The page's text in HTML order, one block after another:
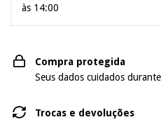
às 14:00
Compra protegida
Seus dados cuidados
Trocas e devoluções